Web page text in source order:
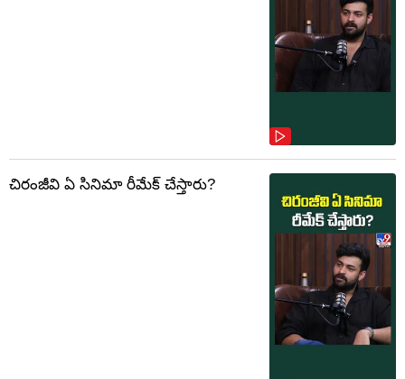
చిరంజీవి ఏ సినిమా రీమేక్ చేస్తారు?